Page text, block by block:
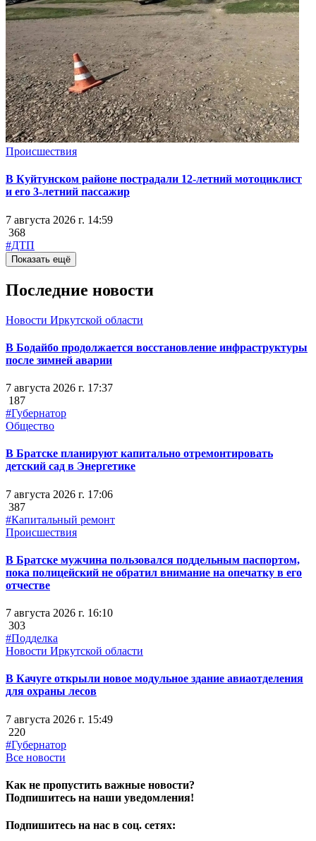
Происшествия
В Куйтунском районе пострадали 12-летний мотоциклист
и его 3-летний пассажир
7 августа 2026 г. 14:59
368
#ДТП
Показать ещё
Последние новости
Новости Иркутской области
В Бодайбо продолжается восстановление инфраструктуры
после зимней аварии
7 августа 2026 г. 17:37
187
#Губернатор
Общество
В Братске планируют капитально отремонтировать
детский сад в Энергетике
7 августа 2026 г. 17:06
387
#Капитальный ремонт
Происшествия
В Братске мужчина пользовался поддельным паспортом,
пока полицейский не обратил внимание на опечатку в его
отчестве
7 августа 2026 г. 16:10
303
#Подделка
Новости Иркутской области
В Качуге открыли новое модульное здание авиаотделения
для охраны лесов
7 августа 2026 г. 15:49
220
#Губернатор
Все новости
Как не пропустить важные новости?
Подпишитесь на наши уведомления!
Подпишитесь на нас в соц. сетях: